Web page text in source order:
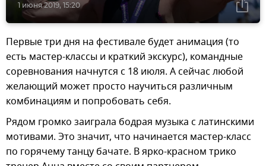
1 июня 2019, 15:20
Первые три дня на фестивале будет анимация (то
есть мастер-классы и краткий экскурс), командные
соревнования начнутся с 18 июля. А сейчас любой
желающий может просто научиться различным
комбинациям и попробовать себя.
Рядом громко заиграла бодрая музыка с латинскими
мотивами. Это значит, что начинается мастер-класс
по горячему танцу бачате. В ярко-красном трико